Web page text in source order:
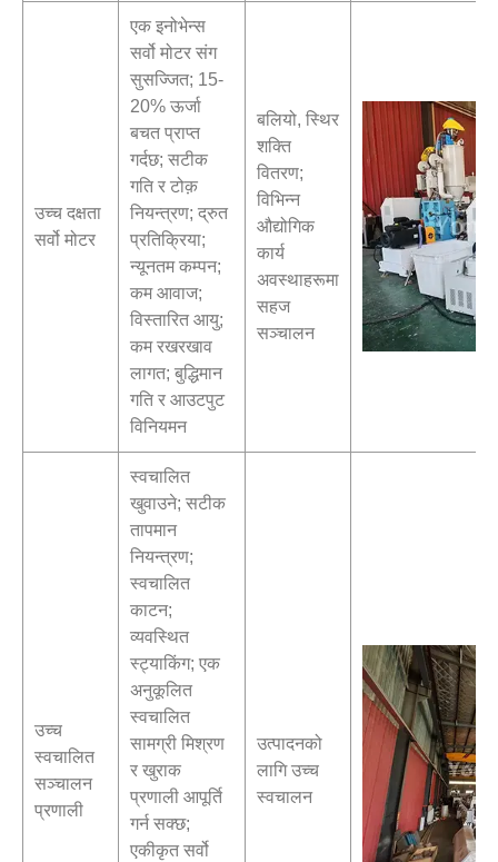
उच्च दक्षता
सर्वो मोटर
एक इनोभेन्स
सर्वो मोटर संग
सुसज्जित; 15-
20% ऊर्जा
बचत प्राप्त
गर्दछ; सटीक
गति र टोक़
नियन्त्रण; द्रुत
प्रतिक्रिया;
न्यूनतम कम्पन;
कम आवाज;
विस्तारित आयु;
कम रखरखाव
लागत; बुद्धिमान
गति र आउटपुट
विनियमन
बलियो, स्थिर
शक्ति
वितरण;
विभिन्न
औद्योगिक
कार्य
अवस्थाहरूमा
सहज
सञ्चालन
उच्च
स्वचालित
सञ्चालन
प्रणाली
स्वचालित
खुवाउने; सटीक
तापमान
नियन्त्रण;
स्वचालित
काटन;
व्यवस्थित
स्ट्याकिंग; एक
अनुकूलित
स्वचालित
सामग्री मिश्रण
र खुराक
प्रणाली आपूर्ति
गर्न सक्छ;
एकीकृत सर्वो
उत्पादनको
लागि उच्च
स्वचालन